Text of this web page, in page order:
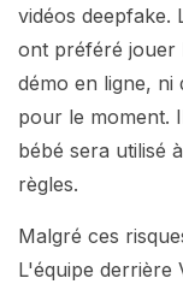
vidéos deepfake.
ont préféré jouer
démo en ligne, ni
pour le moment.
bébé sera utilisé
règles.
Malgré ces
L'équipe derrière